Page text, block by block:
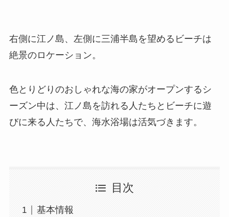
右側に江ノ島、左側に三浦半島を望めるビーチは
絶景のロケーション。
色とりどりのおしゃれな海の家がオープンするシ
ーズン中は、江ノ島を訪れる人たちとビーチに遊
びに来る人たちで、海水浴場は活気づきます。
目次
基本情報